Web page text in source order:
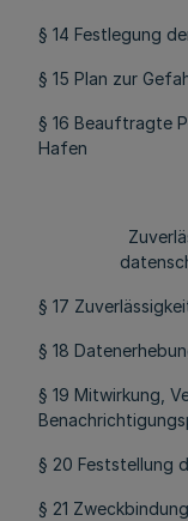
§ 14 Festlegung
§ 15 Plan zur
§ 16 Beauftragte
Hafen
§ 17
§ 18
§ 19 Mitwirkung,
§ 20 Feststellung
§ 21